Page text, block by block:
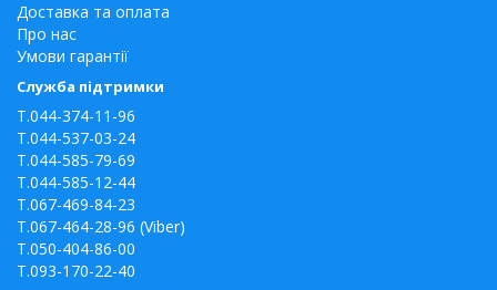
Доставка та оплата
Про нас
Умови гарантії
Служба підтримки
T.044-374-11-96
T.044-537-03-24
T.044-585-79-69
T.044-585-12-44
T.067-469-84-23
T.067-464-28-96 (Viber)
T.050-404-86-00
T.093-170-22-40